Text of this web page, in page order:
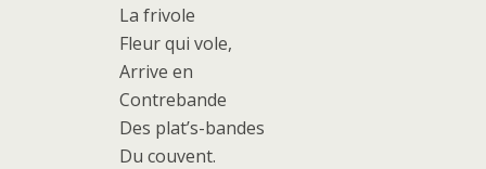
La frivole
Fleur qui vole,
Arrive en
Contrebande
Des plat’s-bandes
Du couvent.